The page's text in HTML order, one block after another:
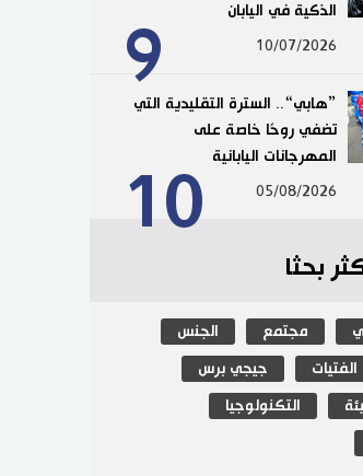
9
الذكية في اليابان
10/07/2026
10
”هابي“.. السترة التقليدية التي
تضفي روحًا خاصة على
المهرجانات اليابانية
05/08/2026
بحثا
مجتمع الجنس
الفتيات جيجي برس
التكنولوجيا